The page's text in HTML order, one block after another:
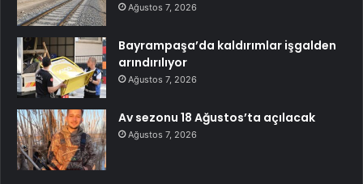
Ağustos 7, 2026
Bayrampaşa’da kaldırımlar işgalden
arındırılıyor
Ağustos 7, 2026
Av sezonu 18 Ağustos’ta açılacak
Ağustos 7, 2026